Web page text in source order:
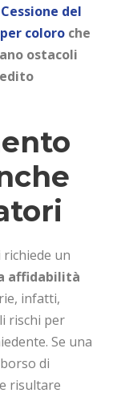
del
coloro che
ostacoli
un
affidabilità
infatti,
rischi per
Se una
di
risultare